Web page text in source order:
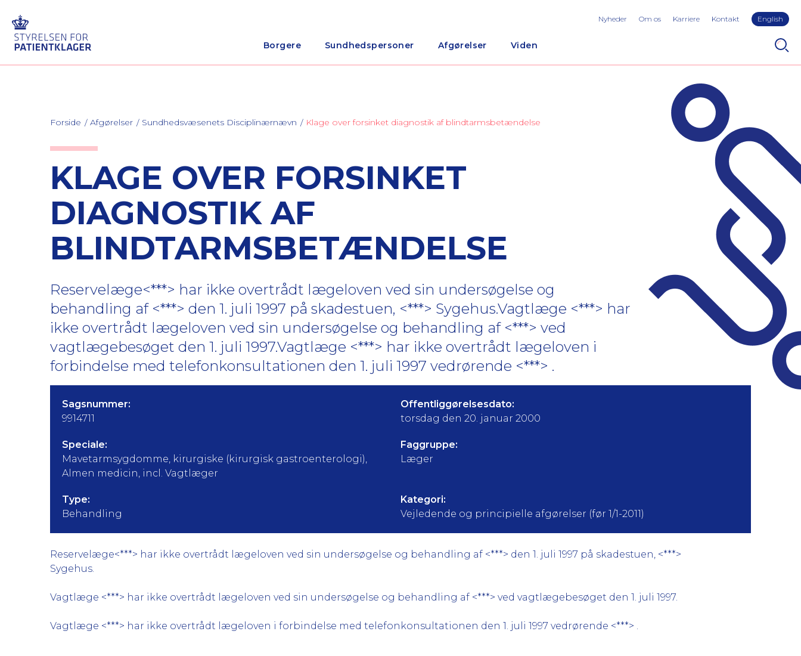
Borgere Sundhedspersoner Afgørelser Viden
Nyheder Om os Karriere Kontakt English
Forside Afgørelser Sundhedsvæsenets Disciplinærnævn Klage over forsinket diagnostik af blindtarmsbetændelse
KLAGE OVER FORSINKET
DIAGNOSTIK AF
BLINDTARMSBETÆNDELSE
Reservelæge<***> har ikke overtrådt lægeloven ved sin undersøgelse og
behandling af <***> den 1. juli 1997 på skadestuen, <***> Sygehus.Vagtlæge <***> har
ikke overtrådt lægeloven ved sin undersøgelse og behandling af <***> ved
vagtlægebesøget den 1. juli 1997.Vagtlæge <***> har ikke overtrådt lægeloven i
forbindelse med telefonkonsultationen den 1. juli 1997 vedrørende <***> .
Sagsnummer:
9914711
Offentliggørelsesdato:
torsdag den 20. januar 2000
Speciale:
Mavetarmsygdomme, kirurgiske (kirurgisk gastroenterologi),
Almen medicin, incl. Vagtlæger
Faggruppe:
Læger
Type:
Behandling
Kategori:
Vejledende og principielle afgørelser (før 1/1-2011)
Reservelæge<***> har ikke overtrådt lægeloven ved sin undersøgelse og behandling af <***> den 1. juli 1997 på skadestuen, <***>
Sygehus.
Vagtlæge <***> har ikke overtrådt lægeloven ved sin undersøgelse og behandling af <***> ved vagtlægebesøget den 1. juli 1997.
Vagtlæge <***> har ikke overtrådt lægeloven i forbindelse med telefonkonsultationen den 1. juli 1997 vedrørende <***> .